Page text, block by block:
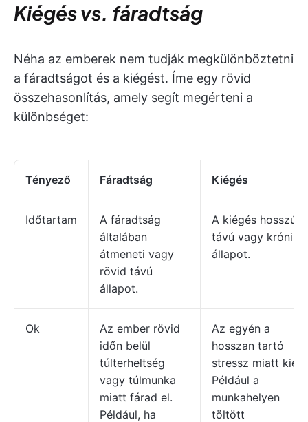
Kiégés vs. fáradtság
Néha az emberek nem tudják megkülönböztetni
a fáradtságot és a kiégést. Íme egy rövid
összehasonlítás, amely segít megérteni a
különbséget:
Tényező Fáradtság Kiégés
Időtartam
A fáradtság
általában
átmeneti vagy
rövid távú
állapot.
A kiégés hosszú
távú vagy
állapot.
Ok
Az ember rövid
időn belül
túlterheltség
vagy túlmunka
miatt fárad el.
Például, ha
Az egyén a
hosszan tartó
stressz miatt kiég.
Például a
munkahelyen
töltött